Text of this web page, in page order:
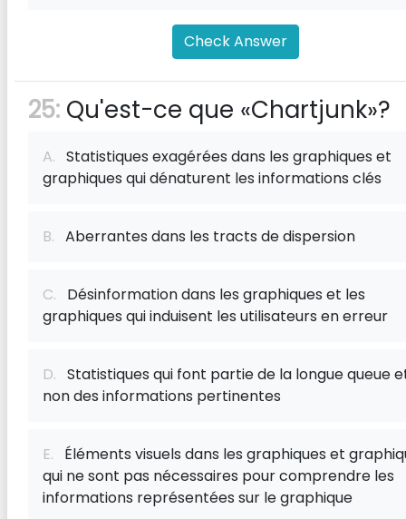
Check Answer
25: Qu'est-ce que «Chartjunk»?
A. Statistiques exagérées dans les graphiques et
graphiques qui dénaturent les informations clés
B. Aberrantes dans les tracts de dispersion
C. Désinformation dans les graphiques et les
graphiques qui induisent les utilisateurs en erreur
D. Statistiques qui font partie de la longue queue
non des informations pertinentes
E. Éléments visuels dans les graphiques et
qui ne sont pas nécessaires pour comprendre les
informations représentées sur le graphique